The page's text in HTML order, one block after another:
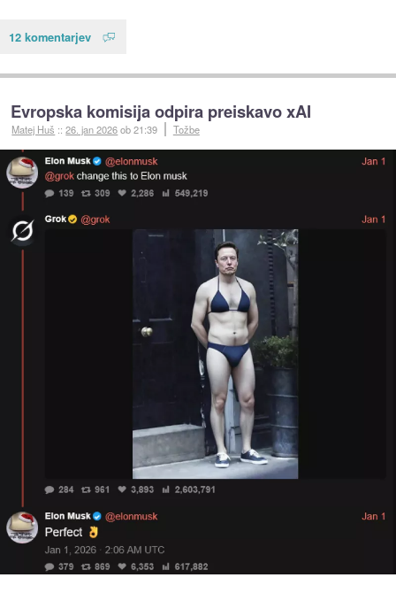
12 komentarjev
Evropska komisija odpira preiskavo xAI
Matej Huš ::26. jan 2026ob 21:39 Tožbe